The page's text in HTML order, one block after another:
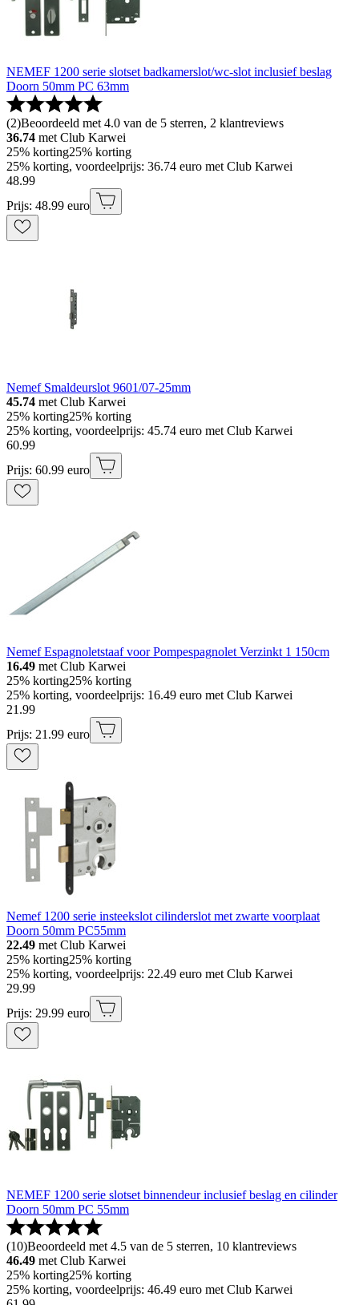
NEMEF 1200 serie slotset badkamerslot/wc-slot inclusief beslag
Doorn 50mm PC 63mm
(2)Beoordeeld met 4.0 van de 5 sterren, 2 klantreviews
36.74 met Club Karwei
25% korting25% korting
25% korting, voordeelprijs: 36.74 euro met Club Karwei
48.99
Prijs: 48.99 euro
Nemef Smaldeurslot 9601/07-25mm
45.74 met Club Karwei
25% korting25% korting
25% korting, voordeelprijs: 45.74 euro met Club Karwei
60.99
Prijs: 60.99 euro
Nemef Espagnoletstaaf voor Pompespagnolet Verzinkt 1 150cm
16.49 met Club Karwei
25% korting25% korting
25% korting, voordeelprijs: 16.49 euro met Club Karwei
21 .99
Prijs: 21.99 euro
Nemef 1200 serie insteekslot cilinderslot met zwarte voorplaat
Doorn 50mm PC55mm
22.49 met Club Karwei
25% korting25% korting
25% korting, voordeelprijs: 22.49 euro met Club Karwei
29.99
Prijs: 29.99 euro
NEMEF 1200 serie slotset binnendeur inclusief beslag en cilinder
Doorn 50mm PC 55mm
(10)Beoordeeld met 4.5 van de 5 sterren, 10 klantreviews
46.49 met Club Karwei
25% korting25% korting
25% korting, voordeelprijs: 46.49 euro met Club Karwei